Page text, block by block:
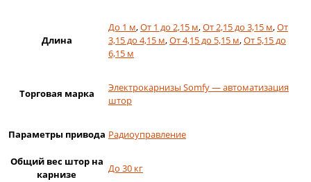
Длина
До 1 м,От 1 до 2,15 м,От 2,15 до 3,15 м,От
3,15 до 4,15 м,От 4,15 до 5,15 м,От 5,15 до
6,15 м
Торговая марка
Электрокарнизы Somfy — автоматизация
штор
Параметры привода Радиоуправление
Общий вес штор на
карнизе
До 30 кг